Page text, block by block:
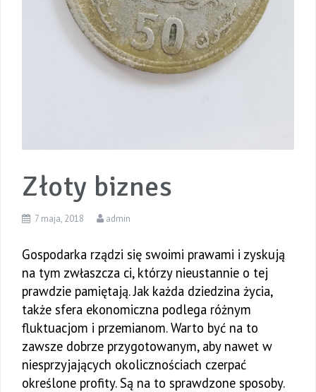
Złoty biznes
7 maja, 2018 admin
Gospodarka rządzi się swoimi prawami i zyskują
na tym zwłaszcza ci, którzy nieustannie o tej
prawdzie pamiętają. Jak każda dziedzina życia,
także sfera ekonomiczna podlega różnym
fluktuacjom i przemianom. Warto być na to
zawsze dobrze przygotowanym, aby nawet w
niesprzyjających okolicznościach czerpać
określone profity. Są na to sprawdzone sposoby.